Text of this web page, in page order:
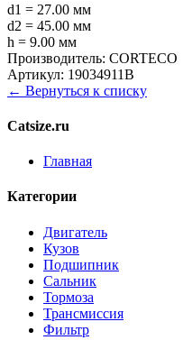
d1 = 27.00 мм
d2 = 45.00 мм
h = 9.00 мм
Производитель: CORTECO
Артикул: 19034911B
← Вернуться к списку
Catsize.ru
Главная
Категории
Двигатель
Кузов
Подшипник
Сальник
Тормоза
Трансмиссия
Фильтр